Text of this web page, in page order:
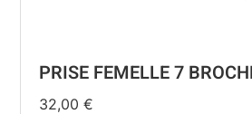
PRISE FEMELLE 7
32,00€